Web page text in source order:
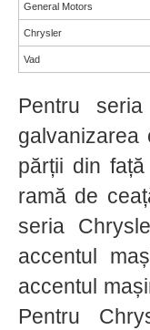
General Motors
Chrysler
Vad
Pentru
părții din față
ramă de
seria
accentul
accentul
Pentru